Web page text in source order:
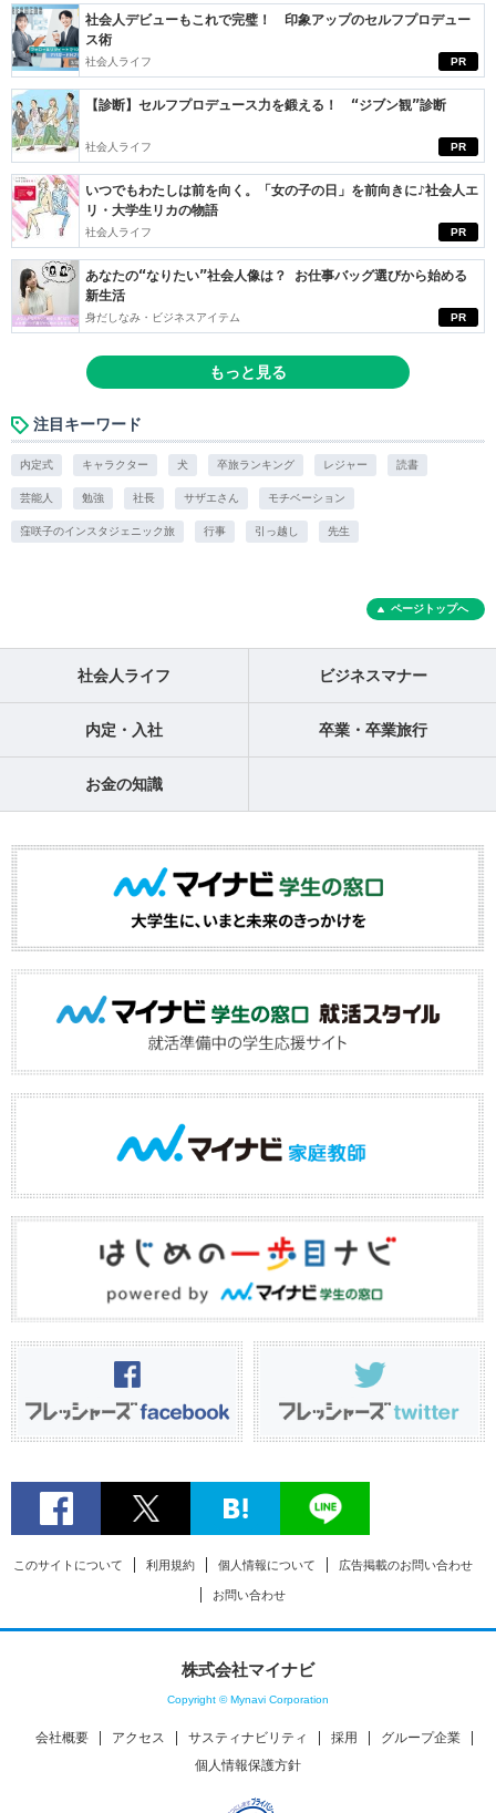
PR
社会人デビューもこれで完璧！ 印象アップのセルフプロデュー
ス術
社会人ライフ
PR
【診断】セルフプロデュース力を鍛える！ “ジブン観”診断
社会人ライフ
PR
いつでもわたしは前を向く。「女の子の日」を前向きに♪社会人エ
リ・大学生リカの物語
社会人ライフ
PR
あなたの“なりたい”社会人像は？ お仕事バッグ選びから始める
新生活
身だしなみ・ビジネスアイテム
もっと見る
注目キーワード
内定式 キャラクター 犬 卒旅ランキング レジャー 読書
芸能人 勉強 社長 サザエさん モチベーション
窪咲子のインスタジェニック旅 行事 引っ越し 先生
ページトップへ
社会人ライフ ビジネスマナー
内定・入社 卒業・卒業旅行
お金の知識
このサイトについて 利用規約 個人情報について 広告掲載のお問い合わせ
お問い合わせ
株式会社マイナビ
Copyright © Mynavi Corporation
会社概要 アクセス サスティナビリティ 採用
グループ企業
個人情報保護方針